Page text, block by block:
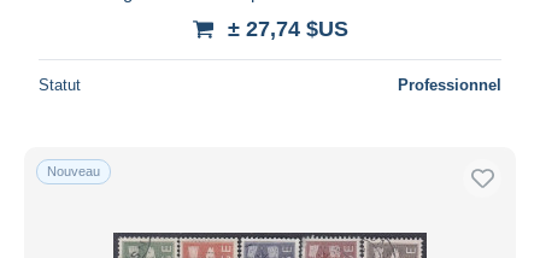
± 27,74 $US
Statut Professionnel
Nouveau